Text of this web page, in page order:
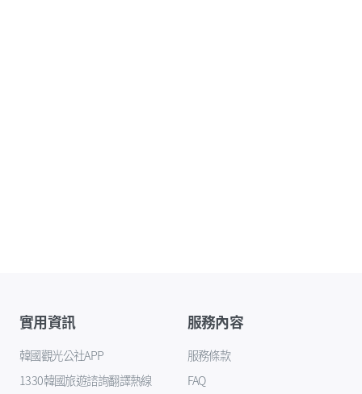
實用資訊
韓國觀光公社APP
1330韓國旅遊諮詢翻譯熱線
服務內容
服務條款
FAQ